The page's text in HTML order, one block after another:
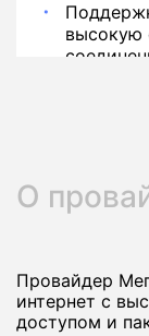
высокую
О
Провайдер
интернет с
доступом и